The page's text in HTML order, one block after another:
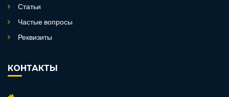
Статьи
Частые вопросы
Реквизиты
КОНТАКТЫ